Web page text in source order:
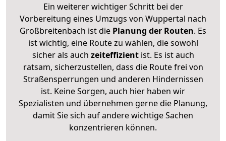
Ein weiterer wichtiger Schritt bei der
Vorbereitung eines Umzugs von Wuppertal nach
Großbreitenbach ist die Planung der Routen. Es
ist wichtig, eine Route zu wählen, die sowohl
sicher als auch zeiteffizientist. Es ist auch
ratsam, sicherzustellen, dass die Route frei von
Straßensperrungen und anderen Hindernissen
ist. Keine Sorgen, auch hier haben wir
Spezialisten und übernehmen gerne die Planung,
damit Sie sich auf andere wichtige Sachen
konzentrieren können.